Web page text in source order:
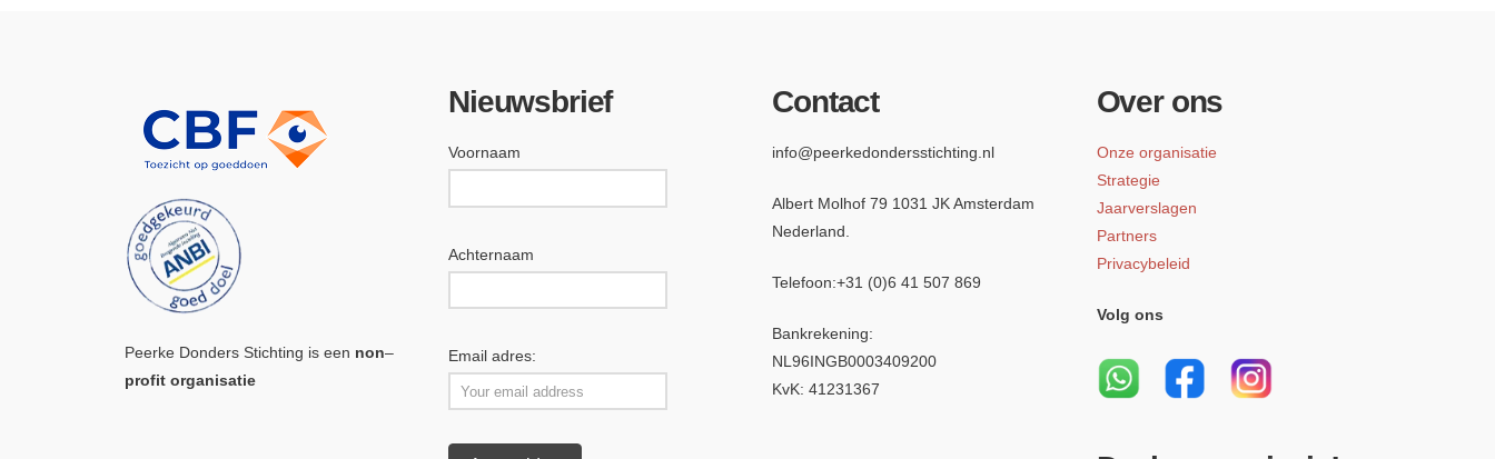
Peerke Donders Stichting is een non–
profit organisatie
Nieuwsbrief
Voornaam
Achternaam
Email adres:
Contact
info@peerkedondersstichting.nl
Albert Molhof 79 1031 JK Amsterdam
Nederland.
Telefoon:+31 (0)6 41 507 869
Bankrekening:
NL96INGB0003409200
KvK: 41231367
Over ons
Onze organisatie
Strategie
Jaarverslagen
Partners
Privacybeleid
Volg ons